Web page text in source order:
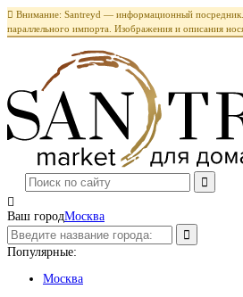
 Внимание: Santreyd — информационный посредник.
параллельного импорта. Изображения и описания

Ваш городМосква
Популярные:
Москва